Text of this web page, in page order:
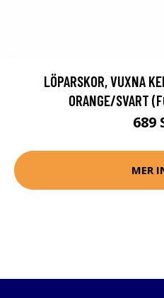
LÖPARSKOR, VUXNA
ORANGE/SVART
689
MER